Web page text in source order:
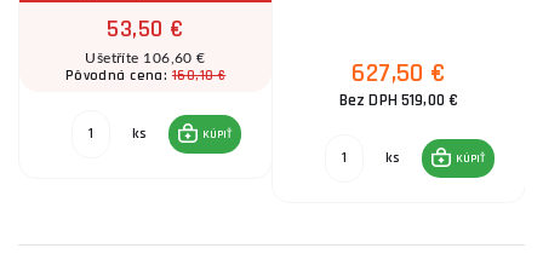
53,50 €
Ušetříte 106,60 €
Pôvodná cena:160,10 €
ks KÚPIŤ
627,50 €
Bez DPH 519,00 €
ks KÚPIŤ